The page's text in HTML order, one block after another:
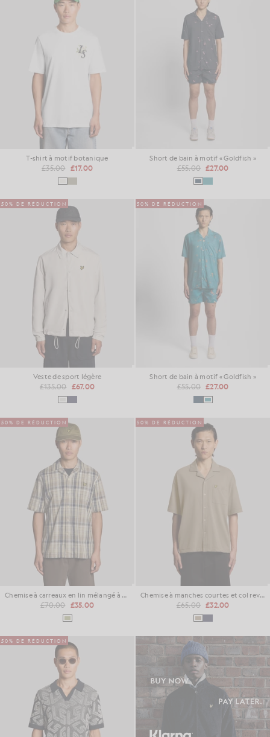
T-shirt à motif botanique
£35.00 £17.00
Short de bain à motif « Goldfish »
£55.00 £27.00
50% DE RÉDUCTION
Veste de sport légère
£135.00 £67.00
50% DE RÉDUCTION
Short de bain à motif « Goldfish »
£55.00 £27.00
50% DE RÉDUCTION
Chemise à carreaux en lin mélangé à manches courtes
£70.00 £35.00
50% DE RÉDUCTION
Chemise à manches courtes et col revers
£65.00 £32.00
50% DE RÉDUCTION